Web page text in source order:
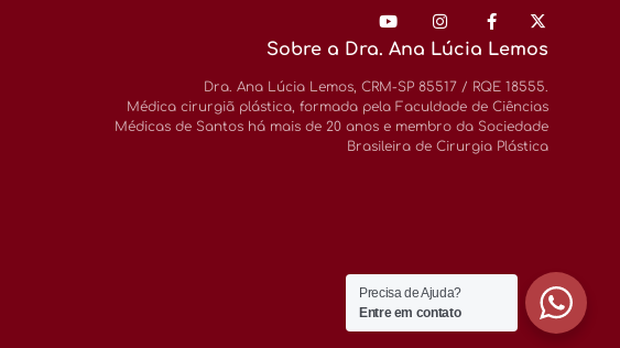
Sobre a Dra. Ana Lúcia Lemos
Dra. Ana Lúcia Lemos, CRM-SP 85517 / RQE 18555.
Médica cirurgiã plástica, formada pela Faculdade de Ciências
Médicas de Santos há mais de 20 anos e membro da Sociedade
Brasileira de Cirurgia Plástica
Precisa de Ajuda?
Entre em contato